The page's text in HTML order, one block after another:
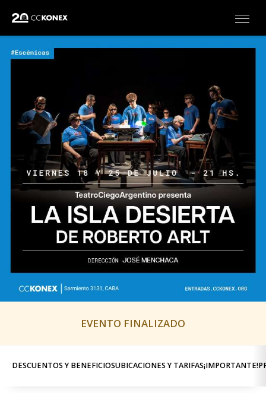
EVENTO FINALIZADO
DESCUENTOS Y BENEFICIOSUBICACIONES Y TARIFAS¡IMPORTANTE!